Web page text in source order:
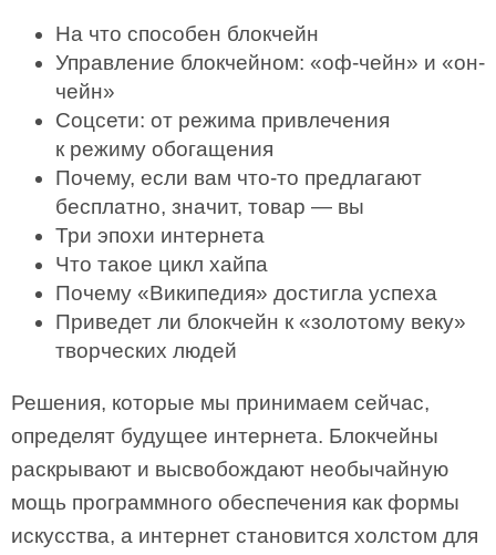
На что способен блокчейн
Управление блокчейном: «оф-чейн» и «он-
чейн»
Соцсети: от режима привлечения
к режиму обогащения
Почему, если вам что-то предлагают
бесплатно, значит, товар — вы
Три эпохи интернета
Что такое цикл хайпа
Почему «Википедия» достигла успеха
Приведет ли блокчейн к «золотому веку»
творческих людей
Решения, которые мы принимаем сейчас,
определят будущее интернета. Блокчейны
раскрывают и высвобождают необычайную
мощь программного обеспечения как формы
искусства, а интернет становится холстом для